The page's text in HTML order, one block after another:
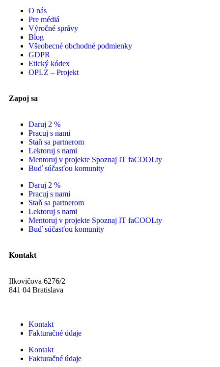
O nás
Pre médiá
Výročné správy
Blog
Všeobecné obchodné podmienky
GDPR
Etický kódex
OPLZ – Projekt
Zapoj sa
Daruj 2 %
Pracuj s nami
Staň sa partnerom
Lektoruj s nami
Mentoruj v projekte Spoznaj IT faCOOLty
Buď súčasťou komunity
Daruj 2 %
Pracuj s nami
Staň sa partnerom
Lektoruj s nami
Mentoruj v projekte Spoznaj IT faCOOLty
Buď súčasťou komunity
Kontakt
Ilkovičova 6276/2
841 04 Bratislava
Kontakt
Fakturačné údaje
Kontakt
Fakturačné údaje